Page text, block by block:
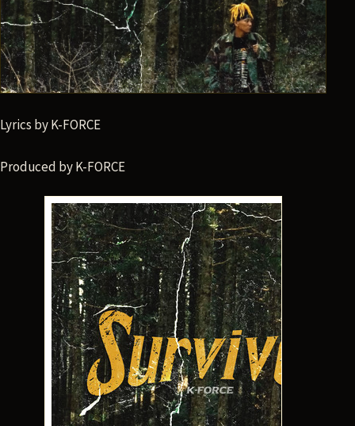
Lyrics by K-FORCE
Produced by K-FORCE